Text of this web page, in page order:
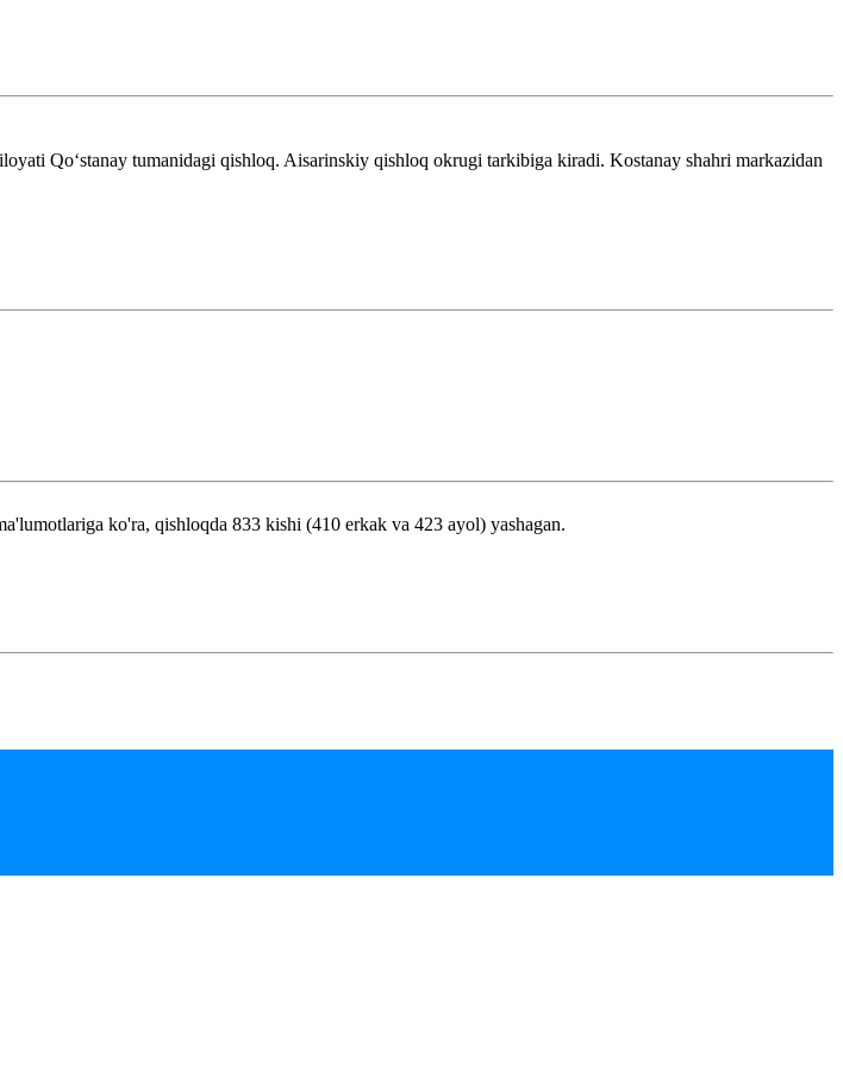
Qoʻstanay tumanidagi qishloq. Aisarinskiy qishloq okrugi tarkibiga kiradi. Kostanay shahri markazidan
ko'ra, qishloqda 833 kishi (410 erkak va 423 ayol) yashagan.